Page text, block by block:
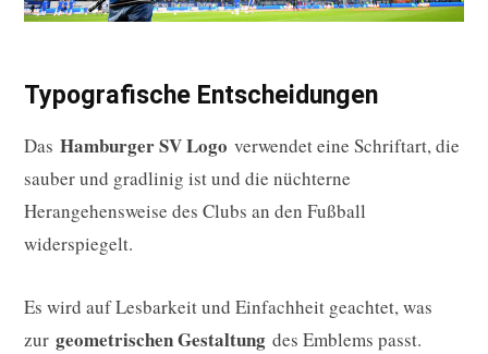
Typografische Entscheidungen
Das Hamburger SV Logo verwendet eine Schriftart, die
sauber und gradlinig ist und die nüchterne
Herangehensweise des Clubs an den Fußball
widerspiegelt.
Es wird auf Lesbarkeit und Einfachheit geachtet, was
zur geometrischen Gestaltung des Emblems passt.